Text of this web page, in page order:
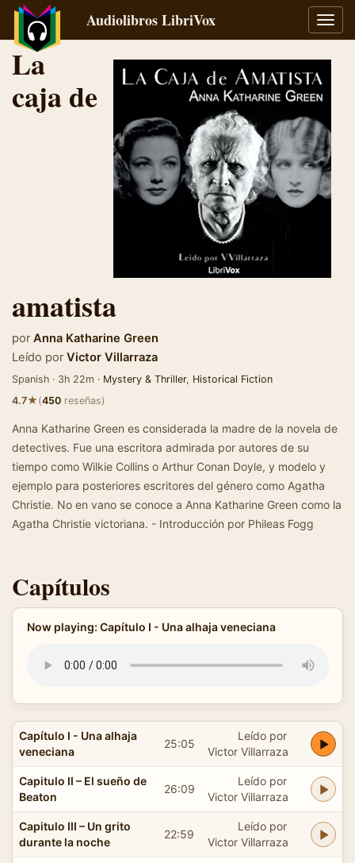
Audiolibros LibriVox
La
caja de
amatista
por Anna Katharine Green
Leído por Victor Villarraza
Spanish · 3h 22m · Mystery & Thriller, Historical Fiction
4.7★(450 reseñas)
Anna Katharine Green es considerada la madre de la novela de
detectives. Fue una escritora admirada por autores de su
tiempo como Wilkie Collins o Arthur Conan Doyle, y modelo y
ejemplo para posteriores escritores del género como Agatha
Christie. No en vano se conoce a Anna Katharine Green como la
Agatha Christie victoriana. - Introducción por Phileas Fogg
Capítulos
Now playing: Capítulo I - Una alhaja veneciana
Capítulo I - Una alhaja
veneciana
25:05
Leído por
Victor Villarraza
Capitulo II – El sueño de
Beaton
26:09
Leído por
Victor Villarraza
Capitulo III – Un grito
durante la noche
22:59
Leído por
Victor Villarraza